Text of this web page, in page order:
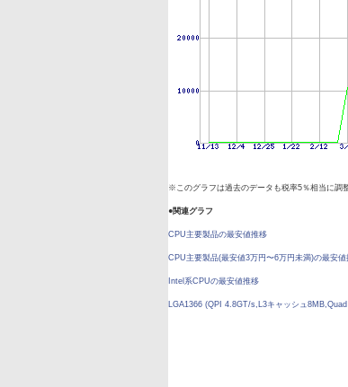
※このグラフは過去のデータも税率5％相当に調
●関連グラフ
CPU主要製品の最安値推移
CPU主要製品(最安値3万円〜6万円未満)の最安値
Intel系CPUの最安値推移
LGA1366 (QPI 4.8GT/s,L3キャッシュ